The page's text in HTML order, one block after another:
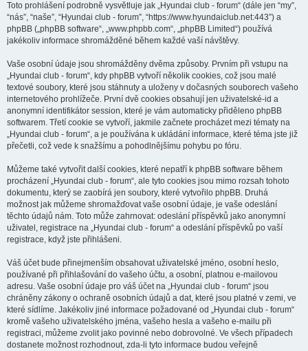
Toto prohlášení podrobně vysvětluje jak „Hyundai club - forum“ (dále jen “my”,
“nás”, “naše”, “Hyundai club - forum”, “https://www.hyundaiclub.net:443”) a
phpBB („phpBB software“, „www.phpbb.com“, „phpBB Limited“) používá
jakékoliv informace shromážděné během každé vaší návštěvy.
Vaše osobní údaje jsou shromážděny dvěma způsoby. Prvním při vstupu na
„Hyundai club - forum“, kdy phpBB vytvoří několik cookies, což jsou malé
textové soubory, které jsou stáhnuty a uloženy v dočasných souborech vašeho
internetového prohlížeče. První dvě cookies obsahují jen uživatelské-id a
anonymní identifikátor session, které je vám automaticky přiděleno phpBB
softwarem. Třetí cookie se vytvoří, jakmile začnete procházet mezi tématy na
„Hyundai club - forum“, a je používána k ukládání informace, které téma jste již
přečetli, což vede k snažšímu a pohodlnějšímu pohybu po fóru.
Můžeme také vytvořit další cookies, které nepatří k phpBB software během
procházení „Hyundai club - forum“, ale tyto cookies jsou mimo rozsah tohoto
dokumentu, který se zaobírá jen soubory, které vytvořilo phpBB. Druhá
možnost jak můžeme shromažďovat vaše osobní údaje, je vaše odeslání
těchto údajů nám. Toto může zahrnovat: odeslání příspěvků jako anonymní
uživatel, registrace na „Hyundai club - forum“ a odeslání příspěvků po vaší
registrace, když jste přihlášeni.
Váš účet bude přinejmenším obsahovat uživatelské jméno, osobní heslo,
používané při přihlašování do vašeho účtu, a osobní, platnou e-mailovou
adresu. Vaše osobní údaje pro váš účet na „Hyundai club - forum“ jsou
chráněny zákony o ochraně osobních údajů a dat, které jsou platné v zemi, ve
které sídlíme. Jakékoliv jiné informace požadované od „Hyundai club - forum“
kromě vašeho uživatelského jména, vašeho hesla a vašeho e-mailu při
registraci, můžeme zvolit jako povinné nebo dobrovolné. Ve všech případech
dostanete možnost rozhodnout, zda-li tyto informace budou veřejně